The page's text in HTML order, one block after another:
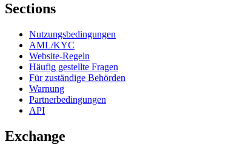
Sections
Nutzungsbedingungen
AML/KYC
Website-Regeln
Häufig gestellte Fragen
Für zuständige Behörden
Warnung
Partnerbedingungen
API
Exchange